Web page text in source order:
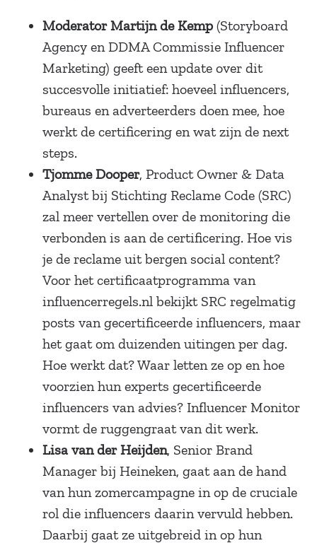
Moderator Martijn de Kemp (Storyboard
Agency en DDMA Commissie Influencer
Marketing) geeft een update over dit
succesvolle initiatief: hoeveel influencers,
bureaus en adverteerders doen mee, hoe
werkt de certificering en wat zijn de next
steps.
Tjomme Dooper, Product Owner & Data
Analyst bij Stichting Reclame Code (SRC)
zal meer vertellen over de monitoring die
verbonden is aan de certificering. Hoe vis
je de reclame uit bergen social content?
Voor het certificaatprogramma van
influencerregels.nl bekijkt SRC regelmatig
posts van gecertificeerde influencers, maar
het gaat om duizenden uitingen per dag.
Hoe werkt dat? Waar letten ze op en hoe
voorzien hun experts gecertificeerde
influencers van advies? Influencer Monitor
vormt de ruggengraat van dit werk.
Lisa van der Heijden, Senior Brand
Manager bij Heineken, gaat aan de hand
van hun zomercampagne in op de cruciale
rol die influencers daarin vervuld hebben.
Daarbij gaat ze uitgebreid in op hun